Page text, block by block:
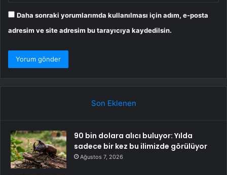
Daha sonraki yorumlarımda kullanılması için adım, e-posta
adresim ve site adresim bu tarayıcıya kaydedilsin.
Son Eklenen
90 bin dolara alıcı buluyor: Yılda
sadece bir kez bu ilimizde görülüyor
Ağustos 7, 2026